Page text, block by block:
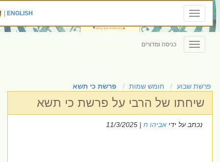
Toggle
navigation
ENGLISH
|
Toggle
navigation
כניסה ומדורים
פרשת שבוע חומש שמות פרשת כי תשא
שיחתו של הרבי על פרשת כי תשא
נכתב על ידיאביהו ח| 11/3/2025